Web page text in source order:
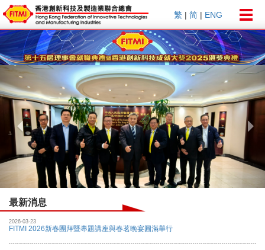
繁 | 简 | ENG
Previous
最新消息
2026-03-23
FITMI 2026新春團拜暨專題講座與春茗晚宴圓滿舉行